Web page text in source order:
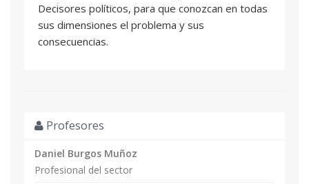
Decisores políticos, para que conozcan en todas
sus dimensiones el problema y sus
consecuencias.
Profesores
Daniel Burgos Muñoz
Profesional del sector